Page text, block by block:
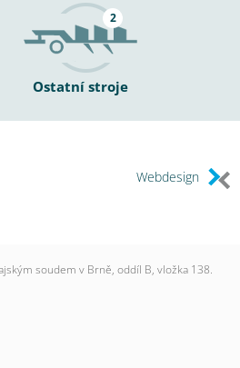
Ostatní stroje
2
Webdesign
soudem v Brně, oddíl B, vložka 138.